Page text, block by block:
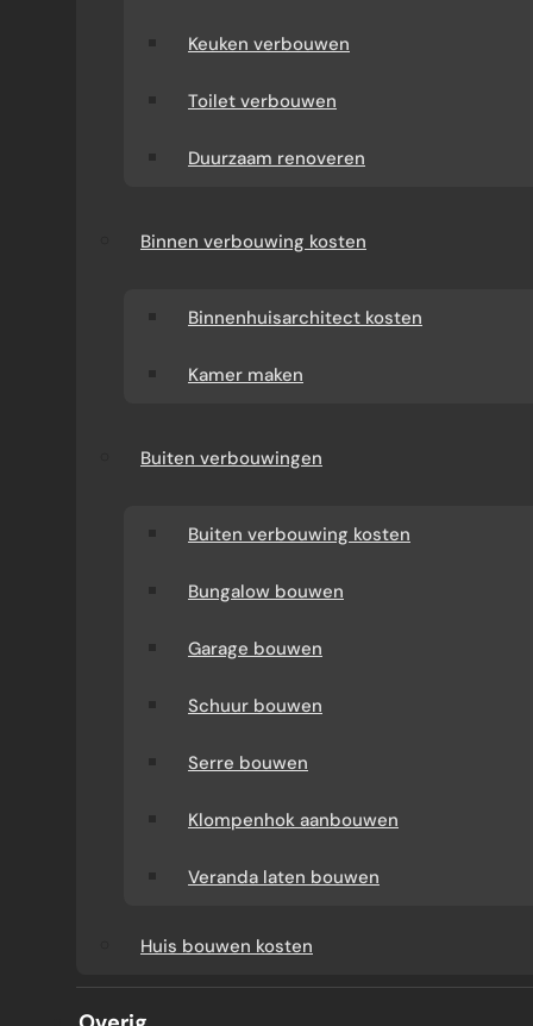
Keuken verbouwen
Toilet verbouwen
Duurzaam renoveren
Binnen verbouwing kosten
Binnenhuisarchitect kosten
Kamer maken
Buiten verbouwingen
Buiten verbouwing kosten
Bungalow bouwen
Garage bouwen
Schuur bouwen
Serre bouwen
Klompenhok aanbouwen
Veranda laten bouwen
Huis bouwen kosten
DIKTEVERSCHIL BIJ
HOUTEN EN COMPOSIET